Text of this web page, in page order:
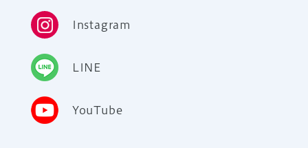
Instagram
LINE
YouTube